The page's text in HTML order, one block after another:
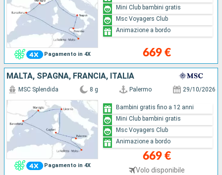
Pagamento in 4X 669 €
Mini Club bambini gratis
Msc Voyagers Club
Animazione a bordo
MALTA, SPAGNA, FRANCIA, ITALIA
Pagamento in 4X
MSC Splendida 8 g Palermo 29/10/2026
669 €
Volo disponibile
Bambini gratis fino a 12 anni
Mini Club bambini gratis
Msc Voyagers Club
Animazione a bordo